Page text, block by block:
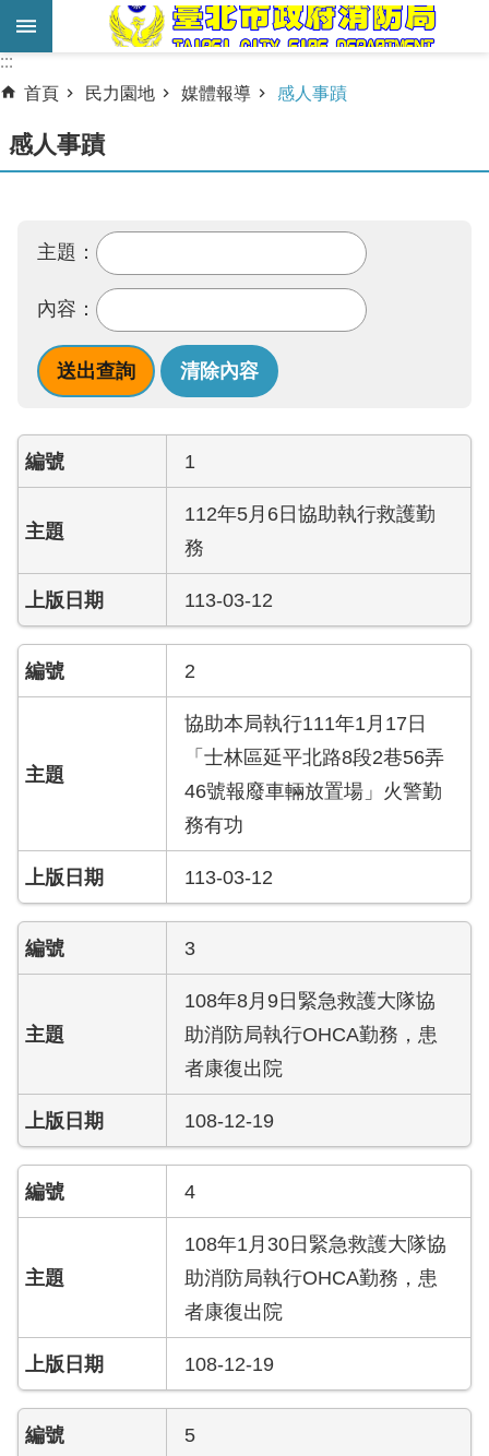
跳到主要內容區塊
進
搜
尋
務
務
機
關
簡
教
下
載
專
區
力
園
政
府
訊
公
公
公
開
專
區
統
資
料
音
專
區
:::
:::
首頁
民力園地 媒體報導 感人事蹟
感人事蹟
主題：
內容：
1
112年5月6日協助執行救護勤
務
113-03-12
2
協助本局執行111年1月17日
「士林區延平北路8段2巷56弄
46號報廢車輛放置場」火警勤
務有功
113-03-12
3
108年8月9日緊急救護大隊協
助消防局執行OHCA勤務，患
者康復出院
108-12-19
4
108年1月30日緊急救護大隊協
助消防局執行OHCA勤務，患
者康復出院
108-12-19
5